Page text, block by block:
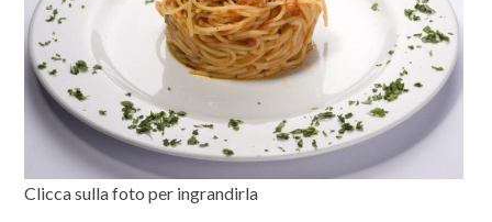
Clicca sulla foto per ingrandirla